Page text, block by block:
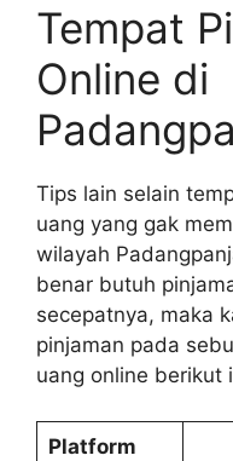
Tempat
Online di
Tips lain selain
uang yang gak
wilayah
benar butuh
secepatnya, maka
pinjaman pada
uang online berikut
Platform